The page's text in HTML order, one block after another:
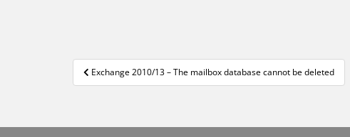
Navigation
de
Exchange 2010/13 – The mailbox database cannot be deleted